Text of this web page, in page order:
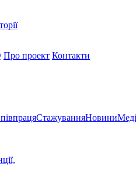
Про проект Контакти
СтажуванняНовини